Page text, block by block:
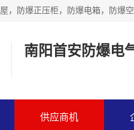
，防爆正压柜，防爆电箱，防爆
南阳首安防爆电
供应商机